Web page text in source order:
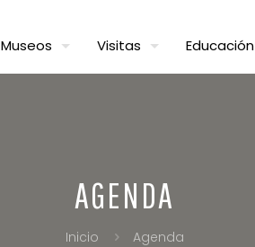
Museos Visitas Educación
AGENDA
Inicio Agenda